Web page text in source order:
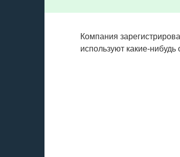
Компания
используют какие-нибудь